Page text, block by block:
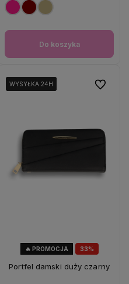
Do koszyka
33%
🔥 PROMOCJA
WYSYŁKA 24H
WYSYŁKA 24H
WYSYŁKA 24H
Portfel damski duży czarny
Do